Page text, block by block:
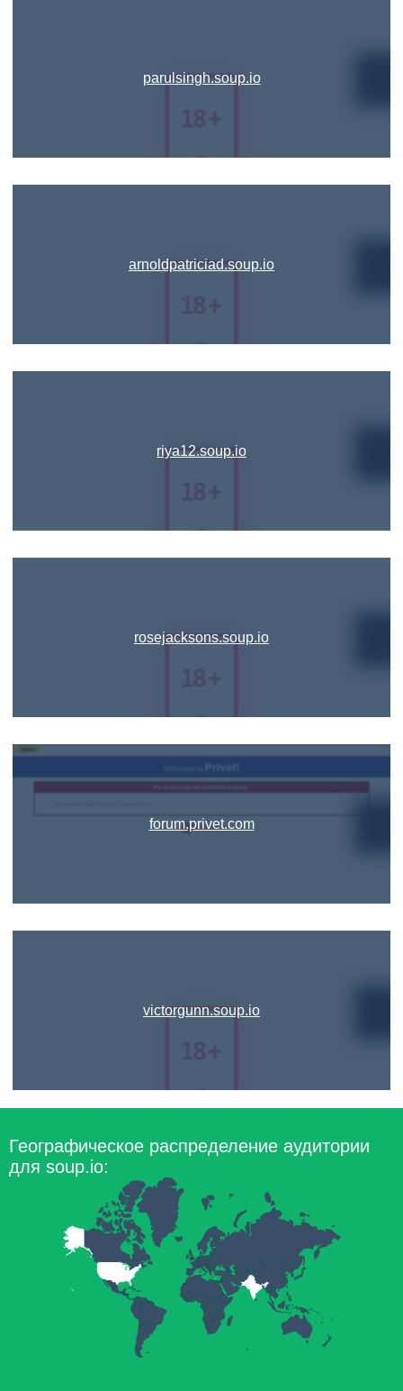
parulsingh.soup.io
arnoldpatriciad.soup.io
riya12.soup.io
rosejacksons.soup.io
forum.privet.com
victorgunn.soup.io
Географическое распределение аудитории
для soup.io: